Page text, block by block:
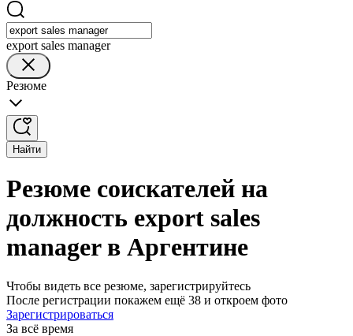
export sales manager
Резюме
Найти
Резюме соискателей на
должность export sales
manager в Аргентине
Чтобы видеть все резюме, зарегистрируйтесь
После регистрации покажем ещё 38 и откроем фото
Зарегистрироваться
За всё время